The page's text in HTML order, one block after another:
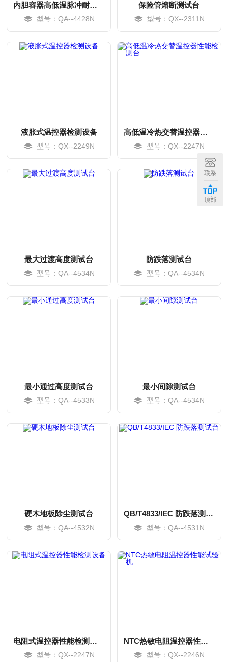
内胆容器高低温脉冲耐压寿命试验机
型号：QA--4428N
保险管熔断测试台
型号：QX--2311N
液胀式温控器检测设备
型号：QX--2249N
高低温冷热交替温控器性能检测台
型号：QX--2247N
最大过渡高度测试台
型号：QA--4534N
防跌落测试台
型号：QA--4534N
最小通过高度测试台
型号：QA--4533N
最小间隙测试台
型号：QA--4534N
硬木地板除尘测试台
型号：QA--4532N
QB/T4833/IEC 防跌落测试台
型号：QA--4531N
电阻式温控器性能检测设备
型号：QX--2247N
NTC热敏电阻温控器性能试验机
型号：QX--2246N
联系
顶部